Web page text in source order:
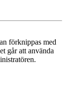
förknippas med
går att använda